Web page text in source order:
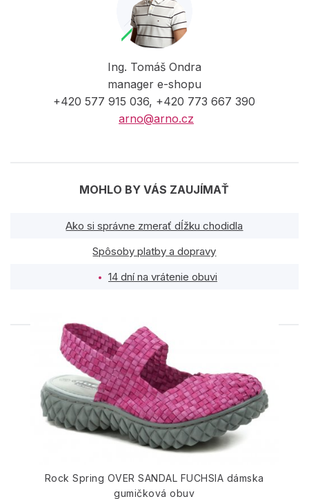
Ing. Tomáš Ondra
manager e-shopu
+420 577 915 036, +420 773 667 390
arno@arno.cz
MOHLO BY VÁS ZAUJÍMAŤ
Ako si správne zmerať dĺžku chodidla
Spôsoby platby a dopravy
14 dní na vrátenie obuvi
PODOBNÉ PRODUKTY
Rock Spring OVER SANDAL FUCHSIA dámska
gumičková obuv